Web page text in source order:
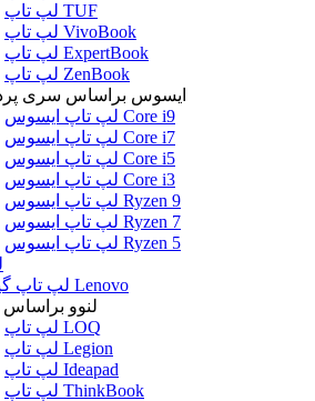
لپ تاپ TUF
لپ تاپ VivoBook
لپ تاپ ExpertBook
لپ تاپ ZenBook
ایسوس براساس سری
لپ تاپ ایسوس Core i9
لپ تاپ ایسوس Core i7
لپ تاپ ایسوس Core i5
لپ تاپ ایسوس Core i3
لپ تاپ ایسوس Ryzen 9
لپ تاپ ایسوس Ryzen 7
لپ تاپ ایسوس Ryzen 5
لپ تاپ گیمینگ Lenovo
لنوو
لپ تاپ LOQ
لپ تاپ Legion
لپ تاپ Ideapad
لپ تاپ ThinkBook